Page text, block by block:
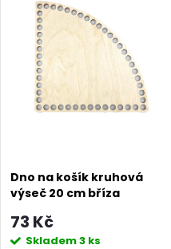
Dno na košík kruhová
výseč 20 cm bříza
73 Kč
Skladem3 ks